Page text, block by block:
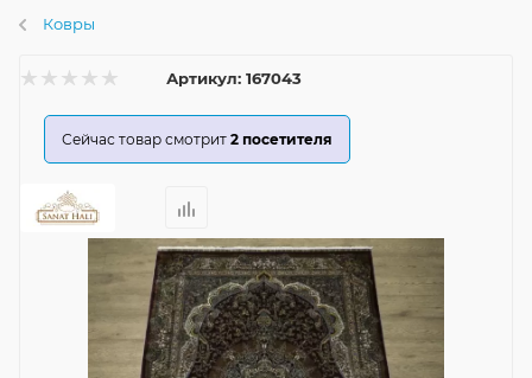
Ковры
Артикул: 167043
Сейчас товар смотрит 2 посетителя